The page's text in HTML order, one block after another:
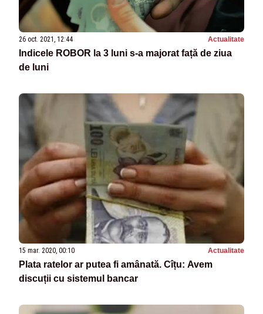
26 oct. 2021, 12:44 Actualitate
Indicele ROBOR la 3 luni s-a majorat față de ziua
de luni
15 mar. 2020, 00:10 Actualitate
Plata ratelor ar putea fi amânată. Cîțu: Avem
discuții cu sistemul bancar